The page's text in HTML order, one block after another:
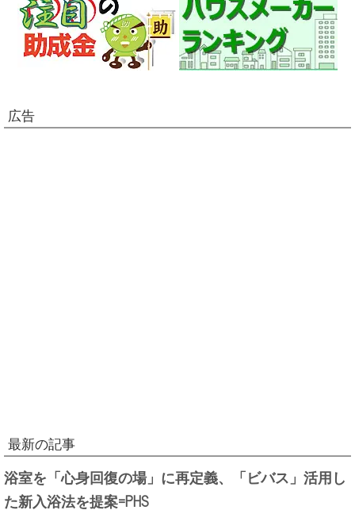
広告
最新の記事
浴室を「心身回復の場」に再定義、「ビバス」活用し
た新入浴法を提案=PHS